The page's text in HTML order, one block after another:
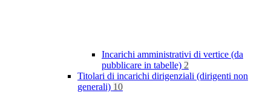
Incarichi amministrativi di vertice (da
pubblicare in tabelle) 2
Titolari di incarichi dirigenziali (dirigenti non
generali) 10